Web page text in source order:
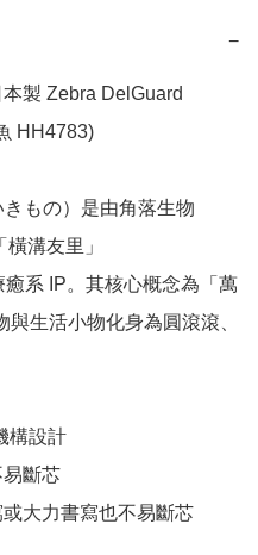
−
製 Zebra DelGuard
HH4783)
もの）是由角落生物
溝友里」
癒系 IP。其核心概念為「萬
生活小物化身為圓滾滾、
構設計
易斷芯
大力書寫也不易斷芯